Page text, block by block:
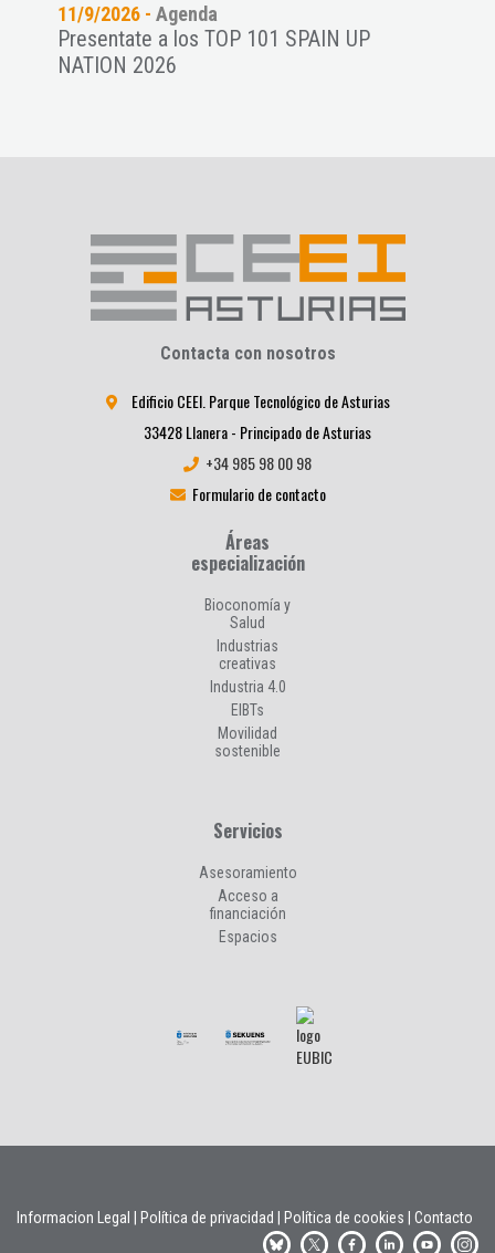
11/9/2026 -Agenda
Presentate a los TOP 101 SPAIN UP
NATION 2026
Contacta con nosotros
Edificio CEEI. Parque Tecnológico de Asturias
33428 Llanera - Principado de Asturias
+34 985 98 00 98
Formulario de contacto
Áreas
especialización
Bioconomía y
Salud
Industrias
creativas
Industria 4.0
EIBTs
Movilidad
sostenible
Servicios
Asesoramiento
Acceso a
financiación
Espacios
Informacion Legal Política de privacidad Política de cookies Contacto